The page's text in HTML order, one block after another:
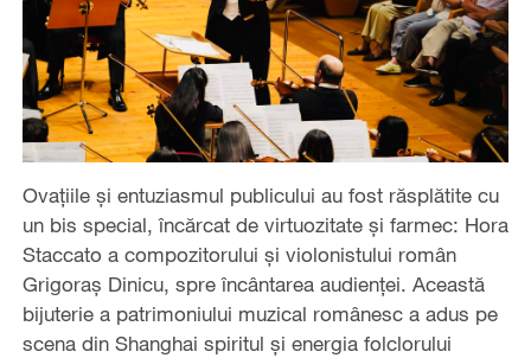
Ovațiile și entuziasmul publicului au fost răsplătite cu
un bis special, încărcat de virtuozitate și farmec: Hora
Staccato a compozitorului și violonistului român
Grigoraș Dinicu, spre încântarea audienței. Această
bijuterie a patrimoniului muzical românesc a adus pe
scena din Shanghai spiritul și energia folclorului